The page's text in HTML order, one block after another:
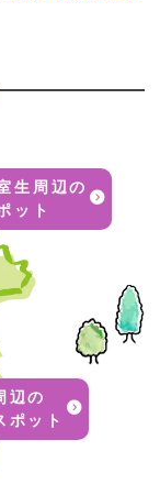
生周辺の
ット
辺の
ポット